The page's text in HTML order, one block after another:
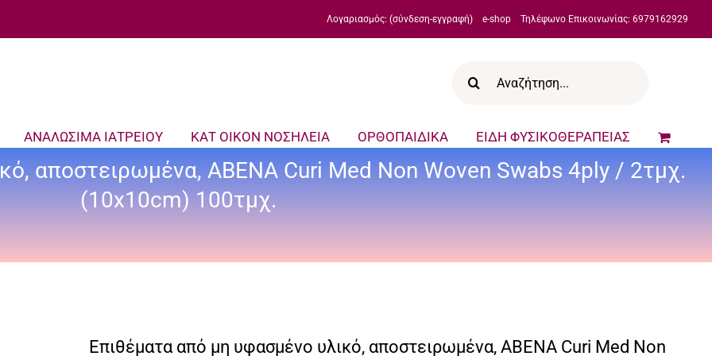
Λογαριασμός: (σύνδεση-εγγραφή) e-shop Τηλέφωνο Επικοινωνίας: 6979162929
για:
ΑΝΑΛΩΣΙΜΑ ΙΑΤΡΕΙΟΥ ΚΑΤ ΟΙΚΟΝ ΝΟΣΗΛΕΙΑ ΟΡΘΟΠΑΙΔΙΚΑ ΕΙΔΗ ΦΥΣΙΚΟΘΕΡΑΠΕΙΑΣ
αποστειρωμένα, ABENA Curi Med Non Woven Swabs 4ply / 2τμχ.
(10x10cm) 100τμχ.
Επιθέματα από μη υφασμένο υλικό, αποστειρωμένα, ABENA Curi Med Non